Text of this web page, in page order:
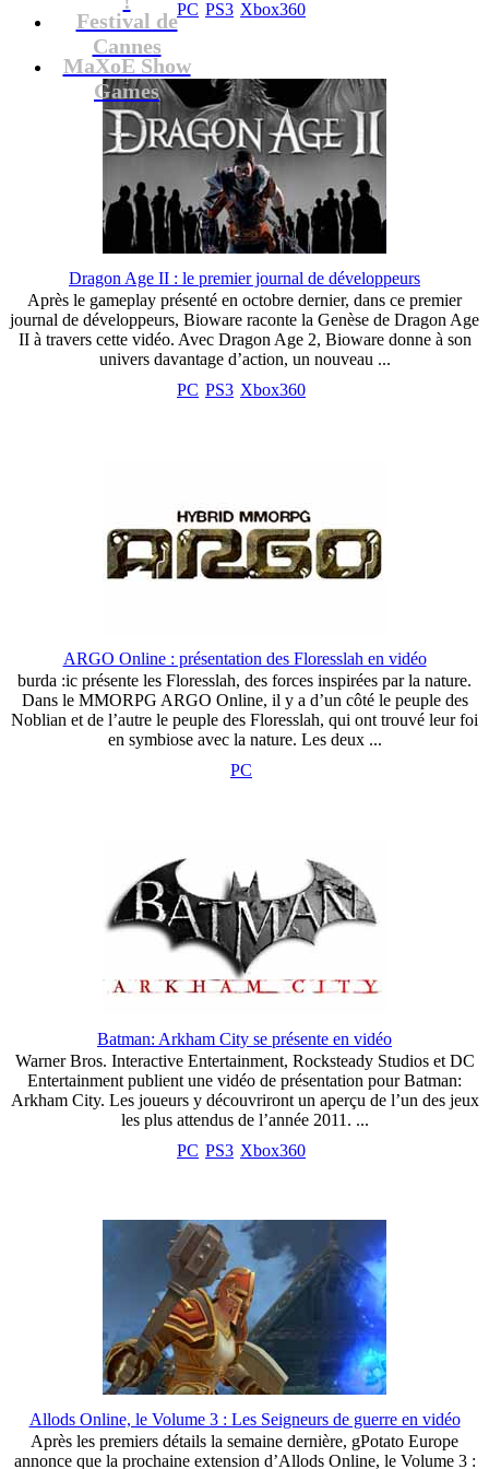
Festival de
Cannes
MaXoE Show
Games
PC PS3 Xbox360
Dragon Age II : le premier journal de développeurs
Après le gameplay présenté en octobre dernier, dans ce premier
journal de développeurs, Bioware raconte la Genèse de Dragon Age
II à travers cette vidéo. Avec Dragon Age 2, Bioware donne à son
univers davantage d’action, un nouveau ...
PC PS3 Xbox360
ARGO Online : présentation des Floresslah en vidéo
burda :ic présente les Floresslah, des forces inspirées par la nature.
Dans le MMORPG ARGO Online, il y a d’un côté le peuple des
Noblian et de l’autre le peuple des Floresslah, qui ont trouvé leur foi
en symbiose avec la nature. Les deux ...
PC
Batman: Arkham City se présente en vidéo
Warner Bros. Interactive Entertainment, Rocksteady Studios et DC
Entertainment publient une vidéo de présentation pour Batman:
Arkham City. Les joueurs y découvriront un aperçu de l’un des jeux
les plus attendus de l’année 2011. ...
PC PS3 Xbox360
Allods Online, le Volume 3 : Les Seigneurs de guerre en vidéo
Après les premiers détails la semaine dernière, gPotato Europe
annonce que la prochaine extension d’Allods Online, le Volume 3 :